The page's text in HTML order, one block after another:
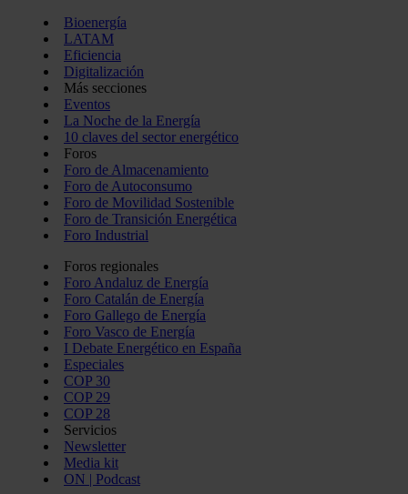
Bioenergía
LATAM
Eficiencia
Digitalización
Más secciones
Eventos
La Noche de la Energía
10 claves del sector energético
Foros
Foro de Almacenamiento
Foro de Autoconsumo
Foro de Movilidad Sostenible
Foro de Transición Energética
Foro Industrial
Foros regionales
Foro Andaluz de Energía
Foro Catalán de Energía
Foro Gallego de Energía
Foro Vasco de Energía
I Debate Energético en España
Especiales
COP 30
COP 29
COP 28
Servicios
Newsletter
Media kit
ON | Podcast